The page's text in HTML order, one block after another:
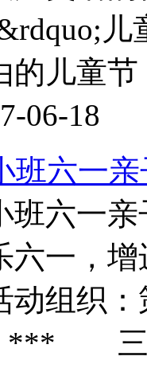
的儿童
06-18
班六一
六一
六一，
组织：
*** 三